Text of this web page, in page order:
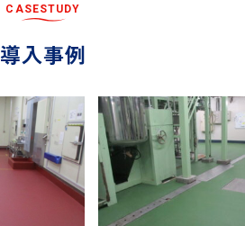
C ASESTUDY
導入事例